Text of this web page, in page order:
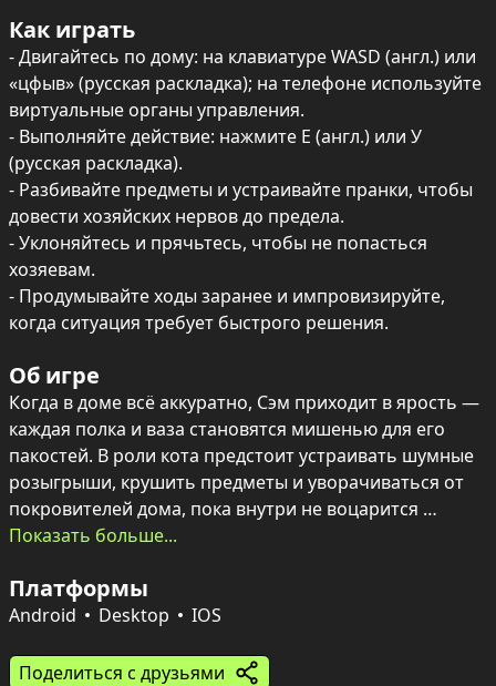
Как играть
- Двигайтесь по дому: на клавиатуре WASD (англ.) или
«цфыв» (русская раскладка); на телефоне используйте
виртуальные органы управления.
- Выполняйте действие: нажмите E (англ.) или У
(русская раскладка).
- Разбивайте предметы и устраивайте пранки, чтобы
довести хозяйских нервов до предела.
- Уклоняйтесь и прячьтесь, чтобы не попасться
хозяевам.
- Продумывайте ходы заранее и импровизируйте,
когда ситуация требует быстрого решения.
Об игре
Когда в доме всё аккуратно, Сэм приходит в ярость —
каждая полка и ваза становятся мишенью для его
пакостей. В роли кота предстоит устраивать шумные
розыгрыши, крушить предметы и уворачиваться от
покровителей дома, пока внутри не воцарится
желанный хаос.
скрываются как простые проказы, так и серьёзные
головоломки, требующие планирования и
непростые, так что придётся искать нестандартные
Показать больше...
Платформы
Android Desktop IOS
Поделиться с друзьями